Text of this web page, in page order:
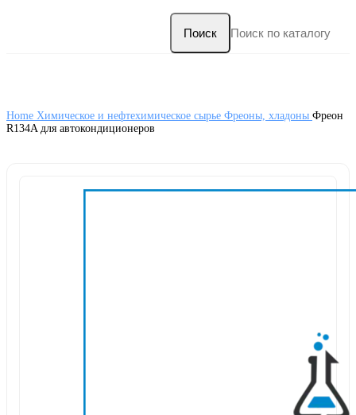
Поиск
Home Химическое и нефтехимическое сырье Фреоны, хладоны Фреон
R134A для автокондиционеров